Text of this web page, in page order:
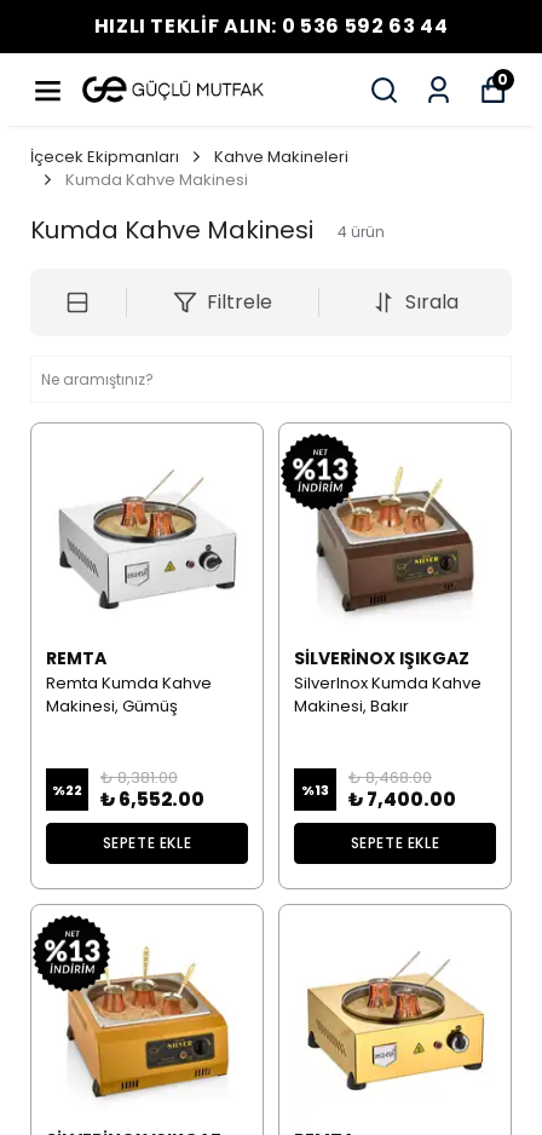
HIZLI TEKLİF ALIN: 0 536 592 63 44
0
İçecek Ekipmanları
Kahve Makineleri
Kumda Kahve Makinesi
Kumda Kahve Makinesi 4 ürün
Filtrele Sırala
REMTA
Remta Kumda Kahve
Makinesi, Gümüş
%22
₺ 8,381.00
₺ 6,552.00
SEPETE EKLE
SILVERINOX IŞIKGAZ
SilverInox Kumda Kahve
Makinesi, Bakır
%13
₺ 8,468.00
₺ 7,400.00
SEPETE EKLE